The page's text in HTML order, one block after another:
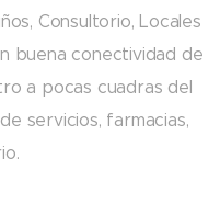
Consultorio, Locales
buena conectividad de
a pocas cuadras del
servicios, farmacias,